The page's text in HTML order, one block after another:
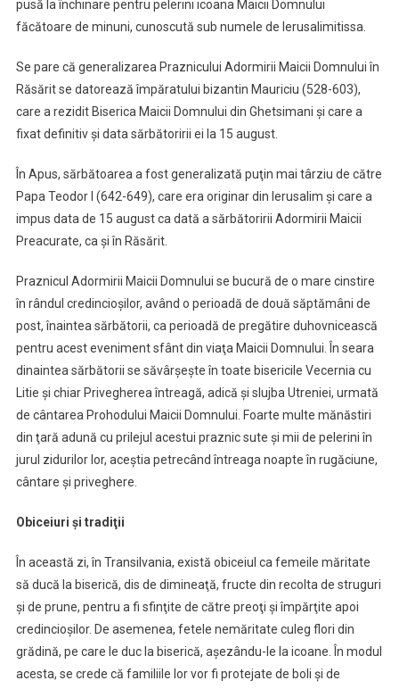
pusă la închinare pentru pelerini icoana Maicii Domnului
făcătoare de minuni, cunoscută sub numele de Ierusalimitissa.
Se pare că generalizarea Praznicului Adormirii Maicii Domnului în
Răsărit se datorează împăratului bizantin Mauriciu (528-603),
care a rezidit Biserica Maicii Domnului din Ghetsimani şi care a
fixat definitiv şi data sărbătoririi ei la 15 august.
În Apus, sărbătoarea a fost generalizată puţin mai târziu de către
Papa Teodor I (642-649), care era originar din Ierusalim şi care a
impus data de 15 august ca dată a sărbătoririi Adormirii Maicii
Preacurate, ca şi în Răsărit.
Praznicul Adormirii Maicii Domnului se bucură de o mare cinstire
în rândul credincioşilor, având o perioadă de două săptămâni de
post, înaintea sărbătorii, ca perioadă de pregătire duhovnicească
pentru acest eveniment sfânt din viaţa Maicii Domnului. În seara
dinaintea sărbătorii se săvârşeşte în toate bisericile Vecernia cu
Litie şi chiar Privegherea întreagă, adică şi slujba Utreniei, urmată
de cântarea Prohodului Maicii Domnului. Foarte multe mănăstiri
din ţară adună cu prilejul acestui praznic sute şi mii de pelerini în
jurul zidurilor lor, aceştia petrecând întreaga noapte în rugăciune,
cântare şi priveghere.
Obiceiuri şi tradiţii
În această zi, în Transilvania, există obiceiul ca femeile măritate
să ducă la biserică, dis de dimineaţă, fructe din recolta de struguri
şi de prune, pentru a fi sfinţite de către preoţi şi împărţite apoi
credincioşilor. De asemenea, fetele nemăritate culeg flori din
grădină, pe care le duc la biserică, aşezându-le la icoane. În modul
acesta, se crede că familiile lor vor fi protejate de boli şi de